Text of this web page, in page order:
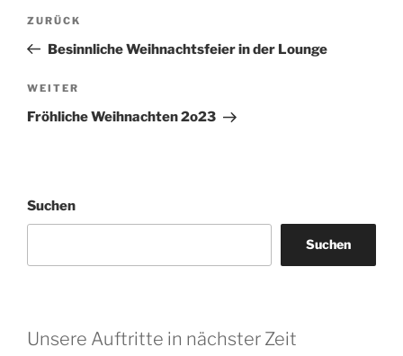
Beitragsnavigation
Vorheriger
Beitrag
ZURÜCK
Besinnliche Weihnachtsfeier in der Lounge
Nächster
Beitrag
WEITER
Fröhliche Weihnachten 2o23
Suchen
Suchen
Unsere Auftritte in nächster Zeit